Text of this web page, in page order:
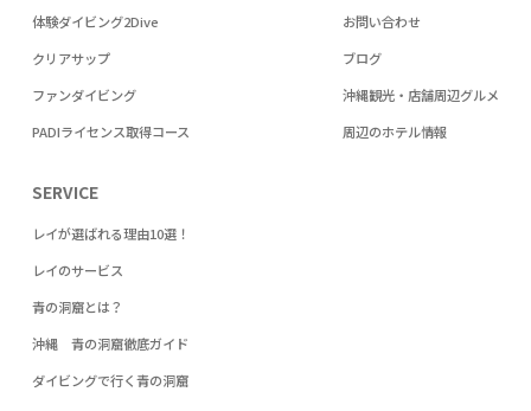
体験ダイビング2Dive
クリアサップ
ファンダイビング
PADIライセンス取得コース
SERVICE
レイが選ばれる理由10選！
レイのサービス
青の洞窟とは？
沖縄 青の洞窟徹底ガイド
ダイビングで行く青の洞窟
お問い合わせ
ブログ
沖縄観光・店舗周辺グルメ
周辺のホテル情報